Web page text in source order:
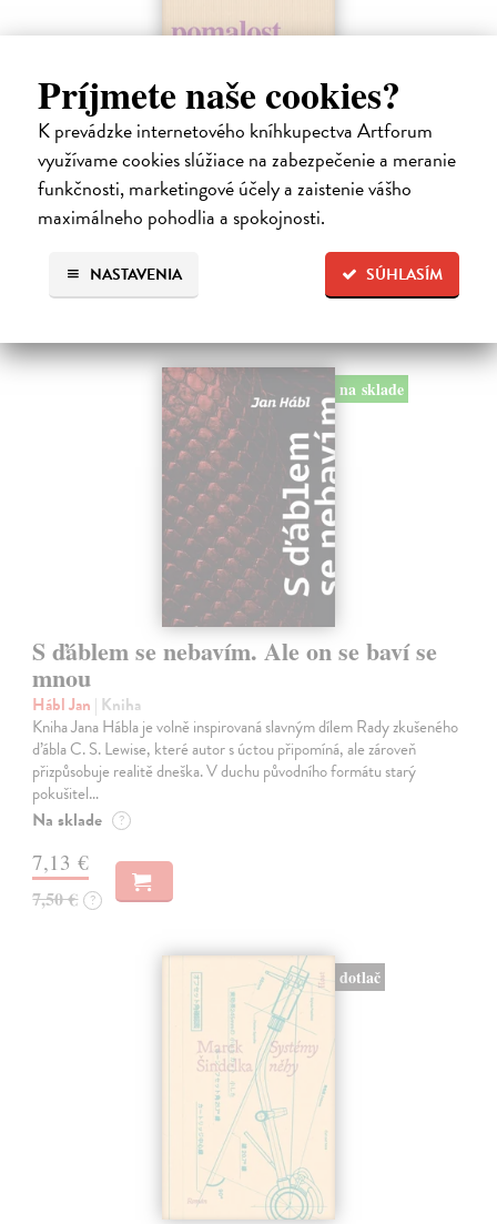
Príjmete naše cookies?
K prevádzke internetového kníhkupectva Artforum
využívame cookies slúžiace na zabezpečenie a meranie
funkčnosti, marketingové účely a zaistenie vášho
maximálneho pohodlia a spokojnosti.
SÚHLASÍM
NASTAVENIA
Pomalost
Kundera Milan| Kniha
Pomalost, chronologicky první ze čtyř románů Milana Kundery
napsaných francouzsky, vychází v českém překladu Anny
Kareninové. Vydávání Kunderových románů v českém jazyce se
uzavírá.
Na sklade ?
14,73 €
15,50 €
na sklade
S ďáblem se nebavím. Ale on se baví se
mnou
Hábl Jan | Kniha
Kniha Jana Hábla je volně inspirovaná slavným dílem Rady zkušeného
ďábla C. S. Lewise, které autor s úctou připomíná, ale zároveň
přizpůsobuje realitě dneška. V duchu původního formátu starý
pokušitel…
Na sklade ?
7,13 €
7,50 € ?
dotlač